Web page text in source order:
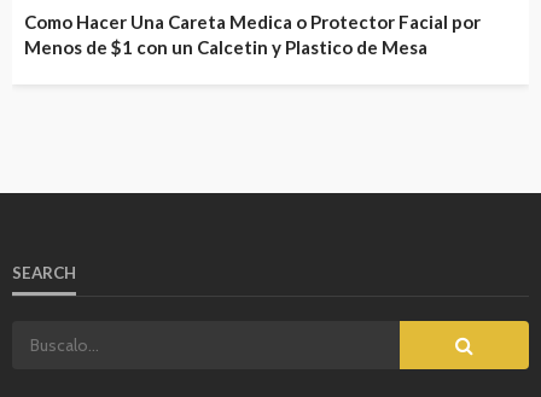
Como Hacer Una Careta Medica o Protector Facial por
Menos de $1 con un Calcetin y Plastico de Mesa
SEARCH